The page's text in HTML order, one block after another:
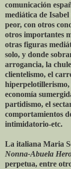
comunicación
mediática de
peor, con otros
otros importantes
otras figuras
solo, y donde
arrogancia, la
clientelismo, el
hiperpelotillerismo,
economía
partidismo, el
comportamientos
intimidatorio-etc.
La italiana Maria
Nonna-Abuela
perpetua, entre